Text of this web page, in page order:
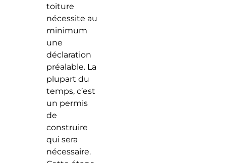
toiture
nécessite au
minimum
une
déclaration
préalable. La
plupart du
temps, c’est
un permis
de
construire
qui sera
nécessaire.